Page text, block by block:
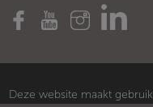
Deze website maakt